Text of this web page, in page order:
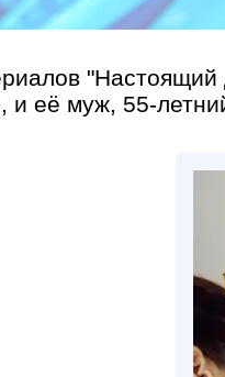
"Настоящий
и её муж, 55-